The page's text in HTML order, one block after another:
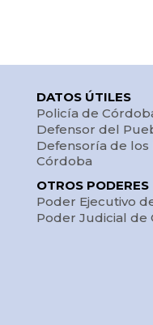
DATOS ÚTILES
Policía de
Defensor del
Defensoría de los
Córdoba
OTROS PODERES
Poder Ejecutivo
Poder Judicial de